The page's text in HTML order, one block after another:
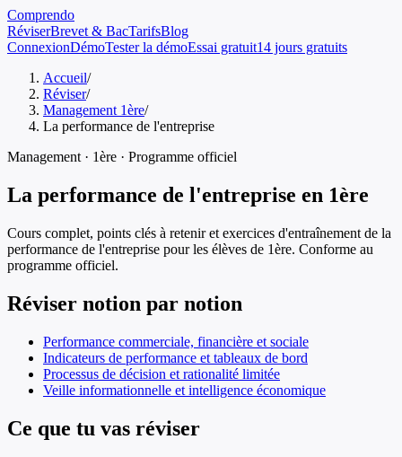
Comprendo
RéviserBrevet & BacTarifsBlog
ConnexionDémoTester la démoEssai gratuit14 jours gratuits
Accueil/
Réviser/
Management 1ère/
La performance de l'entreprise
Management · 1ère · Programme officiel
La performance de l'entreprise en 1ère
Cours complet, points clés à retenir et exercices d'entraînement de la
performance de l'entreprise pour les élèves de 1ère. Conforme au
programme officiel.
Réviser notion par notion
Performance commerciale, financière et sociale
Indicateurs de performance et tableaux de bord
Processus de décision et rationalité limitée
Veille informationnelle et intelligence économique
Ce que tu vas réviser